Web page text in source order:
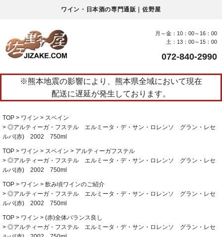
ワイン・日本酒の専門通販｜佐野屋
月～金：10：00～16：00
土：13：00～15：00
072-840-2990
※熊本地震の影響により、熊本県全域において現在
配送に遅延が発生しております。
TOP ワイン
スペイン
◎アルティーガ・フステル エルミータ・デ・サン・ロレンソ グラン・レセ
ルバ(赤) 2002 750ml
TOP ワイン スペイン
アルティーガフステル
◎アルティーガ・フステル エルミータ・デ・サン・ロレンソ グラン・レセ
ルバ(赤) 2002 750ml
TOP ワイン
飲み頃ワインのご紹介
◎アルティーガ・フステル エルミータ・デ・サン・ロレンソ グラン・レセ
ルバ(赤) 2002 750ml
TOP ワイン
(赤)全体バランス良し
◎アルティーガ・フステル エルミータ・デ・サン・ロレンソ グラン・レセ